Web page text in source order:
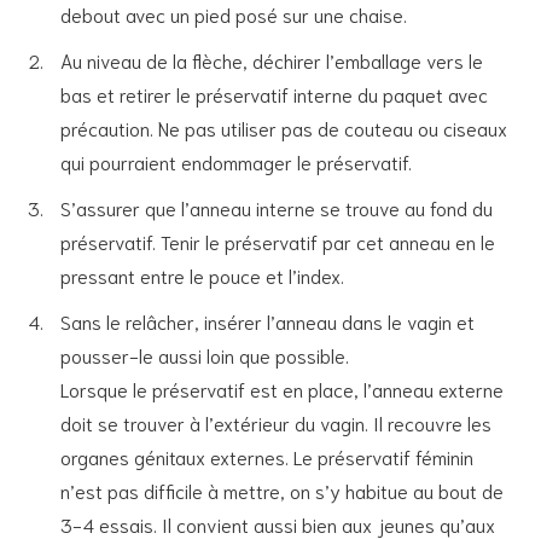
debout avec un pied posé sur une chaise.
Au niveau de la flèche, déchirer l’emballage vers le
bas et retirer le préservatif interne du paquet avec
précaution. Ne pas utiliser pas de couteau ou ciseaux
qui pourraient endommager le préservatif.
S’assurer que l’anneau interne se trouve au fond du
préservatif. Tenir le préservatif par cet anneau en le
pressant entre le pouce et l’index.
Sans le relâcher, insérer l’anneau dans le vagin et
pousser-le aussi loin que possible.
Lorsque le préservatif est en place, l’anneau externe
doit se trouver à l’extérieur du vagin. Il recouvre les
organes génitaux externes. Le préservatif féminin
n’est pas difficile à mettre, on s’y habitue au bout de
3-4 essais. Il convient aussi bien aux jeunes qu’aux